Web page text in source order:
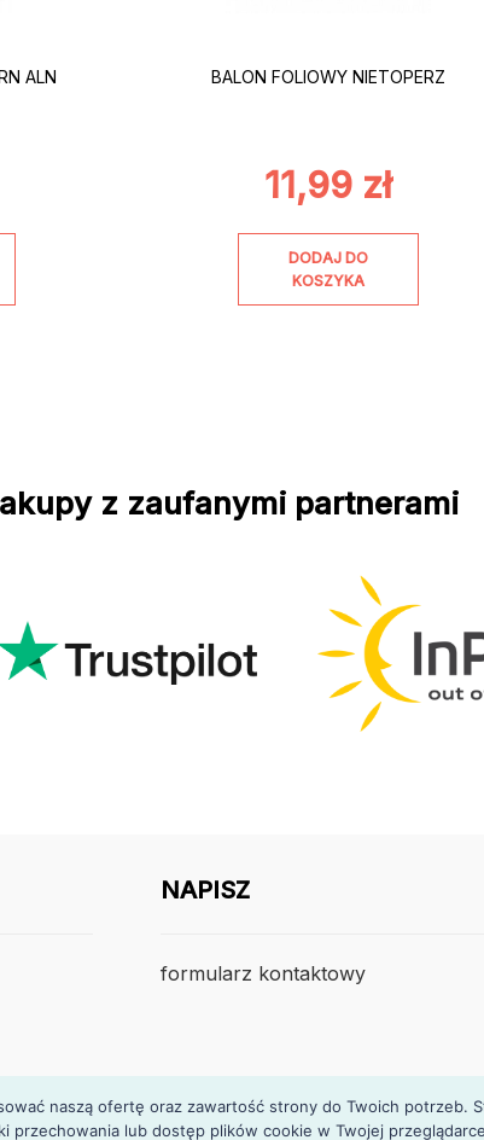
ALN BALON FOLIOWY NIETOPERZ
11,99 zł
DODAJ DO
KOSZYKA
z zaufanymi partnerami
NAPISZ
formularz kontaktowy
naszą ofertę oraz zawartość strony do Twoich potrzeb.
przechowania lub dostęp plików cookie w Twojej